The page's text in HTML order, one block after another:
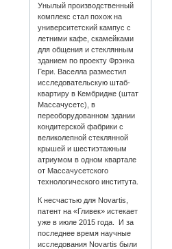
Унылый производственный
комплекс стал похож на
университетский кампус с
летними кафе, скамейками
для общения и стеклянным
зданием по проекту Фрэнка
Гери. Васелла разместил
исследовательскую штаб-
квартиру в Кембридже (штат
Массачусетс), в
переоборудованном здании
кондитерской фабрики с
великолепной стеклянной
крышей и шестиэтажным
атриумом в одном квартале
от Массачусетского
технологического института.
К несчастью для Novartis,
патент на «Гливек» истекает
уже в июле 2015 года. И за
последнее время научные
исследования Novartis были